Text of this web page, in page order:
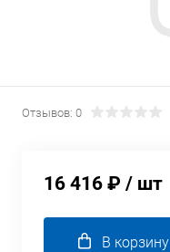
Отзывов: 0
16 416 ₽ / шт
В корзину